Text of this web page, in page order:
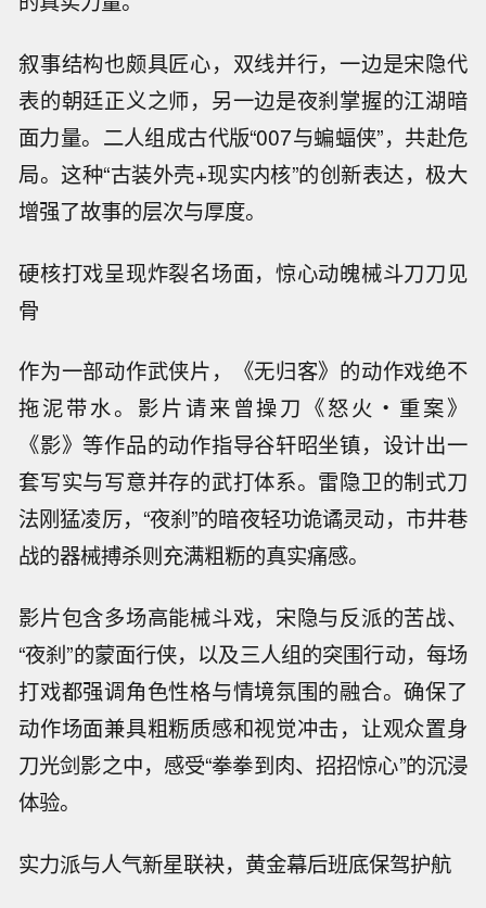
叙事结构也颇具匠心，双线并行，一边是宋隐代
表的朝廷正义之师，另一边是夜刹掌握的江湖暗
面力量。二人组成古代版“007与蝙蝠侠”，共赴危
局。这种“古装外壳+现实内核”的创新表达，极大
增强了故事的层次与厚度。
硬核打戏呈现炸裂名场面，惊心动魄械斗刀刀见
骨
作为一部动作武侠片，《无归客》的动作戏绝不
拖泥带水。影片请来曾操刀《怒火・重案》
《影》等作品的动作指导谷轩昭坐镇，设计出一
套写实与写意并存的武打体系。雷隐卫的制式刀
法刚猛凌厉，“夜刹”的暗夜轻功诡谲灵动，市井巷
战的器械搏杀则充满粗粝的真实痛感。
影片包含多场高能械斗戏，宋隐与反派的苦战、
“夜刹”的蒙面行侠，以及三人组的突围行动，每场
打戏都强调角色性格与情境氛围的融合。确保了
动作场面兼具粗粝质感和视觉冲击，让观众置身
刀光剑影之中，感受“拳拳到肉、招招惊心”的沉浸
体验。
实力派与人气新星联袂，黄金幕后班底保驾护航